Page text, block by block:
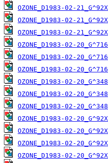
OZONE_D1983-02-
OZONE_D1983-02-
OZONE_D1983-02-
OZONE_D1983-02-
OZONE_D1983-02-
OZONE_D1983-02-
OZONE_D1983-02-
OZONE_D1983-02-
OZONE_D1983-02-
OZONE_D1983-02-
OZONE_D1983-02-
OZONE_D1983-02-
OZONE_D1983-02-